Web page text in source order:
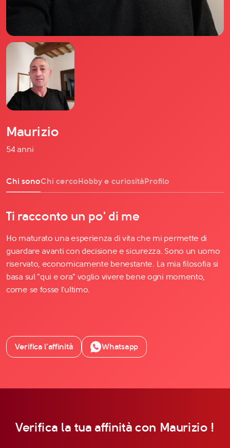
YouTube
Instagram
TikTok
Maurizio
54 anni
Chi sonoChi cercoHobby e curiositàProfilo
Ti racconto un po' di me
Ho maturato una esperienza di vita che mi permette di
guardare avanti con decisione e sicurezza. Sono un uomo
riservato, economicamente benestante. La mia filosofia si
basa sul "qui e ora" voglio vivere bene ogni momento,
come se fosse l'ultimo.
Verifica l’affinità Whatsapp
Verifica la tua affinità con Maurizio !